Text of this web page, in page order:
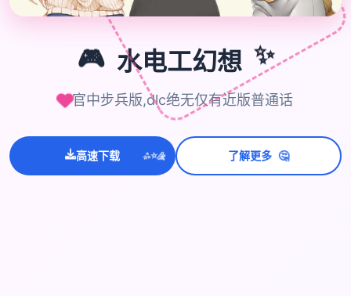
🎮
🎮 水电工幻想 ✨
官中步兵版,dlc绝无仅有近版普通话
高速下载 ✨⭐💫 了解更多 🤔